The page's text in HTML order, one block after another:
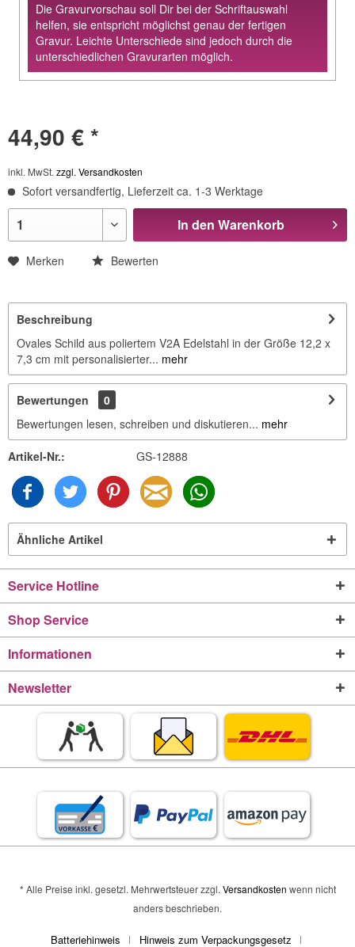
Die Gravurvorschau soll Dir bei der Schriftauswahl
helfen, sie entspricht möglichst genau der fertigen
Gravur. Leichte Unterschiede sind jedoch durch die
unterschiedlichen Gravurarten möglich.
44,90 € *
inkl. MwSt. zzgl. Versandkosten
Sofort versandfertig, Lieferzeit ca. 1-3 Werktage
In den Warenkorb
Merken Bewerten
Beschreibung
Ovales Schild aus poliertem V2A Edelstahl in der Größe 12,2 x
7,3 cm mit personalisierter... mehr
Bewertungen
0
Bewertungen lesen, schreiben und diskutieren... mehr
Artikel-Nr.: GS-12888
Ähnliche Artikel
Service Hotline
Shop Service
Informationen
Newsletter
* Alle Preise inkl. gesetzl. Mehrwertsteuer zzgl. Versandkosten wenn nicht
anders beschrieben.
Batteriehinweis Hinweis zum Verpackungsgesetz